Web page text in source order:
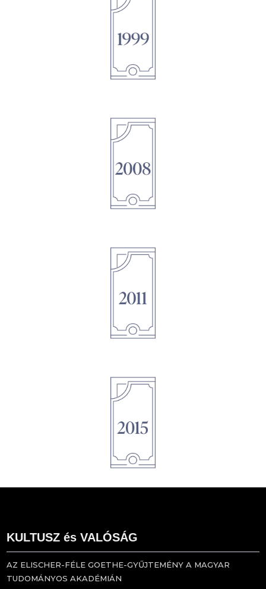
1895
1895
1895
1895
KULTUSZ és VALÓSÁG
AZ ELISCHER-FÉLE GOETHE-GYŰJTEMÉNY A MAGYAR
TUDOMÁNYOS AKADÉMIÁN